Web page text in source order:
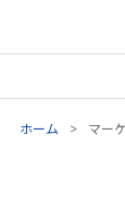
ホーム > マー